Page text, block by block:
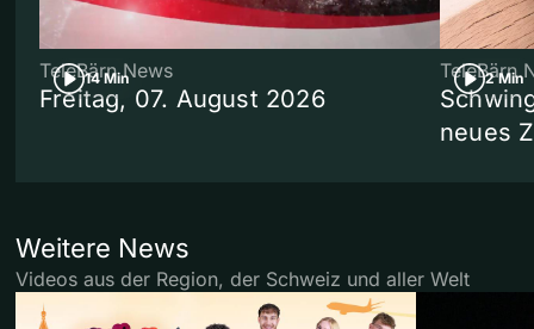
14 Min
TeleBärn News
Freitag, 07. August 2026
2 Min
TeleBärn
neues
Weitere News
Videos aus der Region, der Schweiz und aller Welt